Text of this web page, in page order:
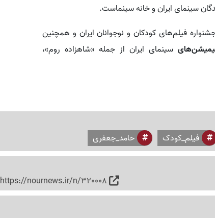
فیلم‌های کودکان و نوجوانان ایران و همچنین
سینمای ایران از جمله «شاهزاده روم»،
فیلم_کودک حامد_جعفری
https://nournews.ir/n/320008